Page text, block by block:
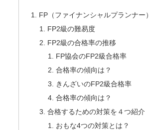
FP（ファイナンシャルプランナー
FP2級の難易度
FP2級の合格率の推移
FP協会のFP2級合格率
合格率の傾向は？
きんざいのFP2級合格率
合格率の傾向は？
合格するための対策を４つ紹介
おもな4つの対策とは？